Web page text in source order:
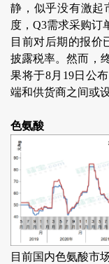
静，似乎没有激起
度，Q3需求采购订
目前对后期的报价
披露税率。然而，
果将于8月19日公
端和供货商之间或
色氨酸
目前国内色氨酸市